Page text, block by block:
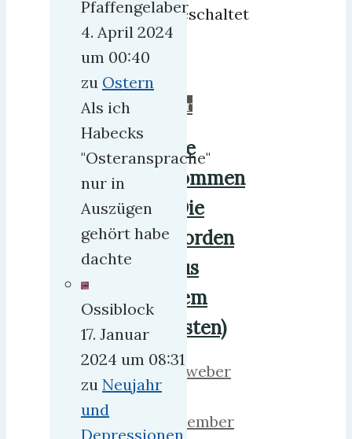
angeschaltet
und
mehr
Sie
kommen
(Die
Horden
aus
dem
Osten)
herrweber
4.
September
Pfaffengelaber
4. April 2024
um 00:40
zu Ostern
Als ich
Habecks
"Osteransprache"
nur in
Auszügen
gehört habe
dachte
Ossiblock
17. Januar
2024 um 08:31
zu Neujahr
und
Depressionen